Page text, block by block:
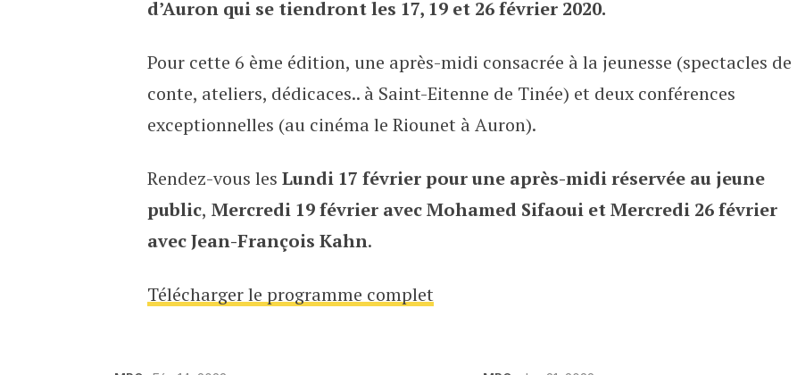
d’Auron qui se tiendront les 17, 19 et 26 février 2020.
Pour cette 6 ème édition, une après-midi consacrée à la jeunesse (spectacles de
conte, ateliers, dédicaces.. à Saint-Eitenne de Tinée) et deux conférences
exceptionnelles (au cinéma le Riounet à Auron).
Rendez-vous les Lundi 17 février pour une après-midi réservée au jeune
public, Mercredi 19 février avec Mohamed Sifaoui et Mercredi 26 février
avec Jean-François Kahn.
Télécharger le programme complet